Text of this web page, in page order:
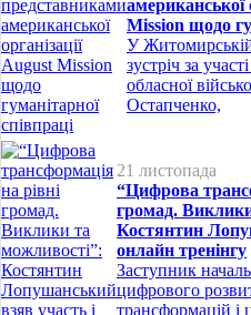
американської
Mission щодо
У
зустріч за
обласної
Остапченко,
21 листопада
“Цифрова
громад.
Костянтин
онлайн тренінгу
Заступник
цифрового
трансформацій і